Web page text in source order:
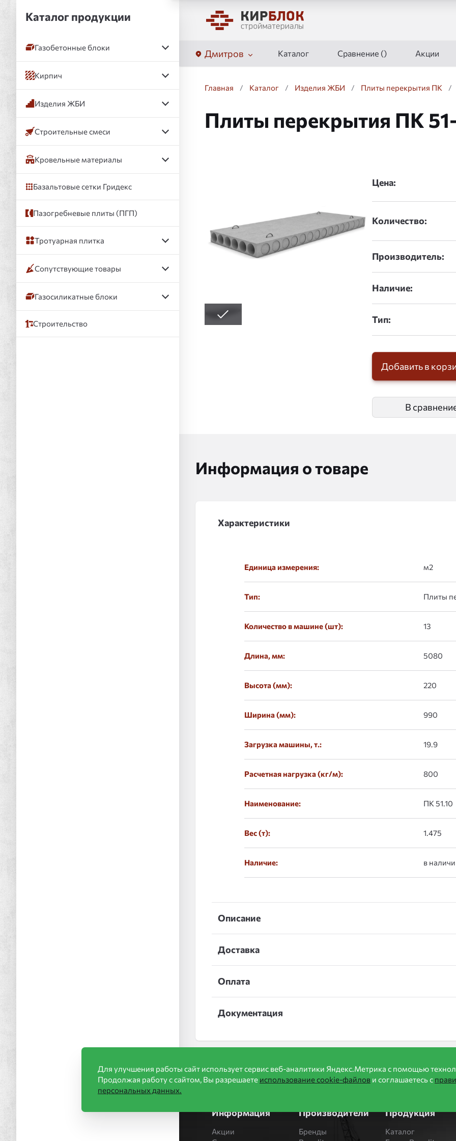
Дмитров Каталог Сравнение () Акции
Главная / Каталог / Изделия ЖБИ / Плиты перекрытия ПК /
Плиты перекрытия ПК
Цена:
Количество:
Производитель:
Наличие:
Тип:
Добавить в
В
Информация о товаре
Характеристики
Единица измерения: м2
Тип: Плиты
Количество в машине (шт): 13
Длина, мм: 5080
Высота (мм): 220
Ширина (мм): 990
Загрузка машины, т.: 19.9
Расчетная нагрузка (кг/м): 800
Наименование: ПК 51.10
Вес (т): 1.475
Наличие: в
Описание
Доставка
Оплата
Документация
Информация
Акции
Производители
Бренды
Продукция
Каталог
Каталог продукции
Газобетонные блоки
Кирпич
Изделия ЖБИ
Строительные смеси
Кровельные материалы
Базальтовые сетки Гридекс
Пазогребневые плиты (ПГП)
Тротуарная плитка
Сопутствующие товары
Газосиликатные блоки
Строительство
Для улучшения работы сайт использует сервис веб-аналитики Яндекс.Метрика с помощью
Продолжая работу с сайтом, Вы разрешаете использование cookie-файлов и соглашаетесь с
персональных данных.